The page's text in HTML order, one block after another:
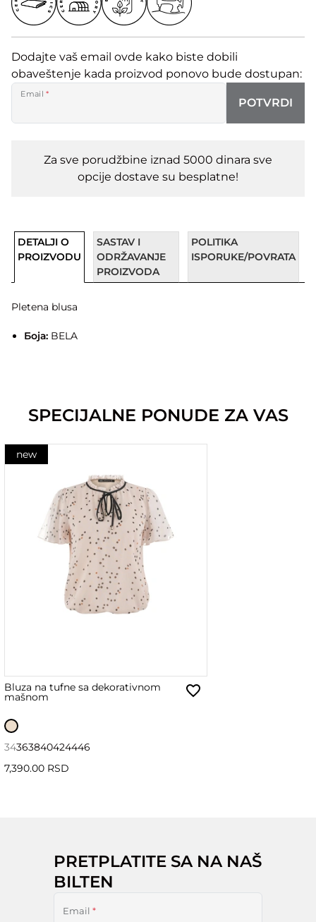
Dodajte vaš email ovde kako biste dobili
obaveštenje kada proizvod ponovo bude dostupan:
Email *
POTVRDI
Za sve porudžbine iznad 5000 dinara sve
opcije dostave su besplatne!
DETALJI O
PROIZVODU
SASTAV I
ODRŽAVANJE
PROIZVODA
POLITIKA
ISPORUKE/POVRATA
Pletena blusa
Боја:BELA
SPECIJALNE PONUDE ZA VAS
new
Bluza na tufne sa dekorativnom
mašnom
34363840424446
7,390.00 RSD
PRETPLATITE SA NA NAŠ
BILTEN
Email *